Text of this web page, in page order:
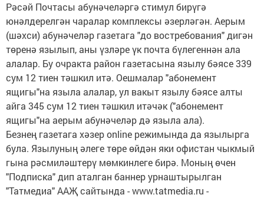
Рәсәй Почтасы абунәчеләргә стимул бирүгә
юнәлдерелгән чаралар комплексы әзерләгән. Аерым
(шәхси) абунәчеләр газетага "до востребования" дигән
төренә язылып, аны үзләре үк почта бүлегеннән ала
алалар. Бу очракта район газетасына язылу бәясе 339
сум 12 тиен тәшкил итә. Оешмалар "абонемент
ящигы"на языла алалар, ул вакыт язылу бәясе алты
айга 345 сум 12 тиен тәшкил итәчәк ("абонемент
ящигы"на аерым абунәчеләр дә языла ала).
Безнең газетага хәзер online режимында да язылырга
була. Язылуның әлеге төре өйдән яки офистан чыкмый
гына рәсмиләштерү мөмкинлеге бирә. Моның өчен
"Подписка" дип аталган баннер урнаштырылган
"Татмедиа" ААҖ сайтында - www.tatmedia.ru -